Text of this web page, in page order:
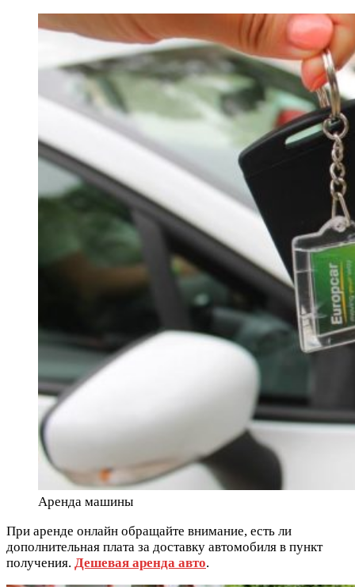
Аренда машины
При аренде онлайн обращайте внимание, есть ли
дополнительная плата за доставку автомобиля в пункт
получения. Дешевая аренда авто.